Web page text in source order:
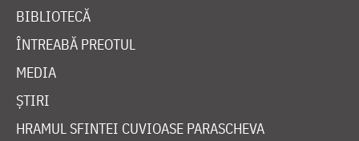
BIBLIOTECĂ
ÎNTREABĂ PREOTUL
MEDIA
ȘTIRI
HRAMUL SFINTEI CUVIOASE PARASCHEVA